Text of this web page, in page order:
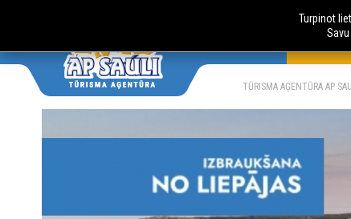
TŪRISMA AĢENTŪRA AP
Turpinot